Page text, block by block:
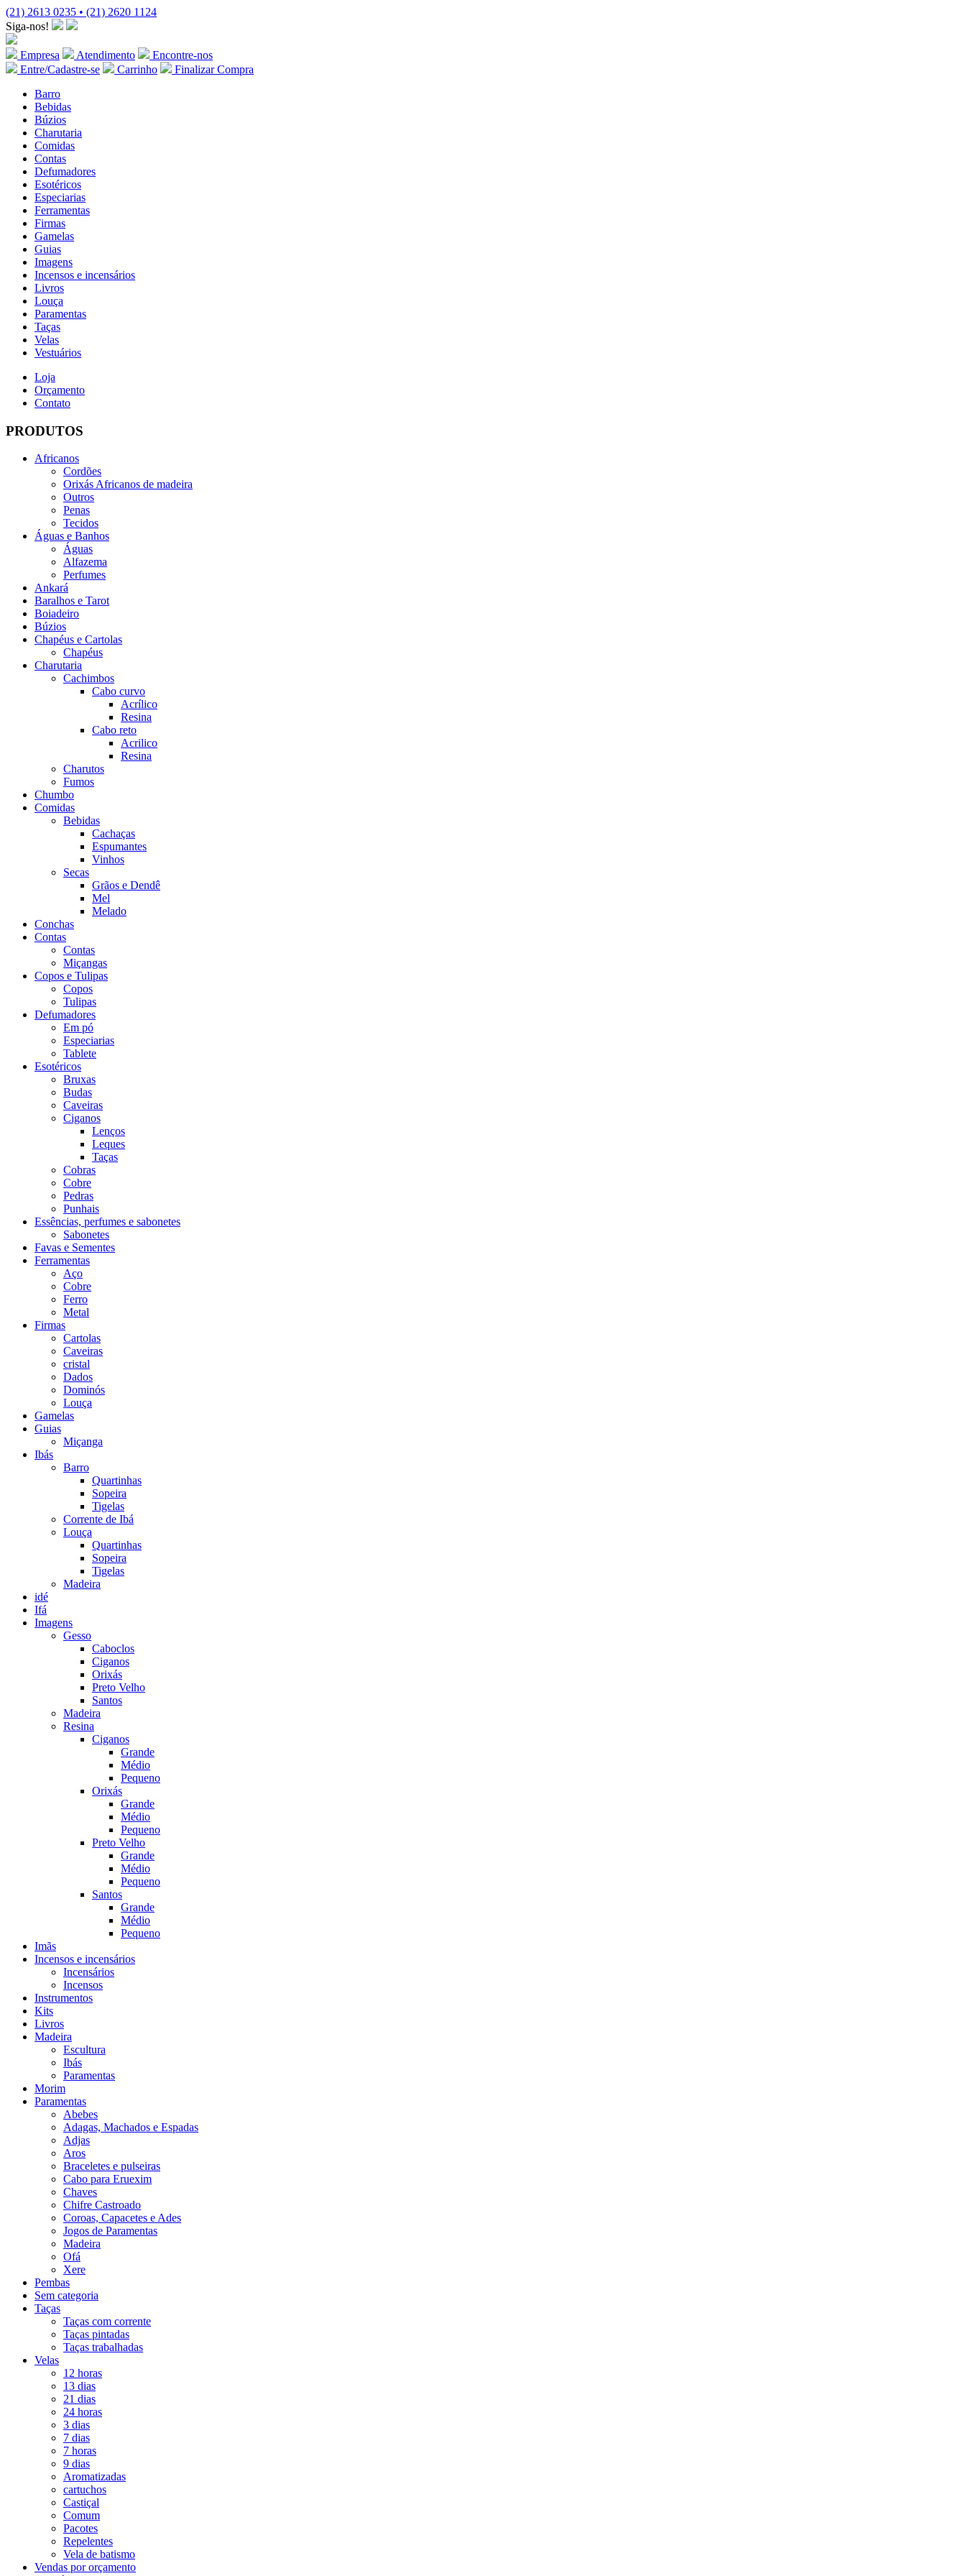
(21) 2613 0235 • (21) 2620 1124
Siga-nos!
Empresa Atendimento
Encontre-nos
Entre/Cadastre-se
Carrinho
Finalizar Compra
Barro
Bebidas
Búzios
Charutaria
Comidas
Contas
Defumadores
Esotéricos
Especiarias
Ferramentas
Firmas
Gamelas
Guias
Imagens
Incensos e incensários
Livros
Louça
Paramentas
Taças
Velas
Vestuários
Loja
Orçamento
Contato
PRODUTOS
Africanos
Cordões
Orixás Africanos de madeira
Outros
Penas
Tecidos
Águas e Banhos
Águas
Alfazema
Perfumes
Ankará
Baralhos e Tarot
Boiadeiro
Búzios
Chapéus e Cartolas
Chapéus
Charutaria
Cachimbos
Cabo curvo
Acrílico
Resina
Cabo reto
Acrilico
Resina
Charutos
Fumos
Chumbo
Comidas
Bebidas
Cachaças
Espumantes
Vinhos
Secas
Grãos e Dendê
Mel
Melado
Conchas
Contas
Contas
Miçangas
Copos e Tulipas
Copos
Tulipas
Defumadores
Em pó
Especiarias
Tablete
Esotéricos
Bruxas
Budas
Caveiras
Ciganos
Lenços
Leques
Taças
Cobras
Cobre
Pedras
Punhais
Essências, perfumes e sabonetes
Sabonetes
Favas e Sementes
Ferramentas
Aço
Cobre
Ferro
Metal
Firmas
Cartolas
Caveiras
cristal
Dados
Dominós
Louça
Gamelas
Guias
Miçanga
Ibás
Barro
Quartinhas
Sopeira
Tigelas
Corrente de Ibá
Louça
Quartinhas
Sopeira
Tigelas
Madeira
idé
Ifá
Imagens
Gesso
Caboclos
Ciganos
Orixás
Preto Velho
Santos
Madeira
Resina
Ciganos
Grande
Médio
Pequeno
Orixás
Grande
Médio
Pequeno
Preto Velho
Grande
Médio
Pequeno
Santos
Grande
Médio
Pequeno
Imãs
Incensos e incensários
Incensários
Incensos
Instrumentos
Kits
Livros
Madeira
Escultura
Ibás
Paramentas
Morim
Paramentas
Abebes
Adagas, Machados e Espadas
Adjas
Aros
Braceletes e pulseiras
Cabo para Eruexim
Chaves
Chifre Castroado
Coroas, Capacetes e Ades
Jogos de Paramentas
Madeira
Ofá
Xere
Pembas
Sem categoria
Taças
Taças com corrente
Taças pintadas
Taças trabalhadas
Velas
12 horas
13 dias
21 dias
24 horas
3 dias
7 dias
7 horas
9 dias
Aromatizadas
cartuchos
Castiçal
Comum
Pacotes
Repelentes
Vela de batismo
Vendas por orçamento